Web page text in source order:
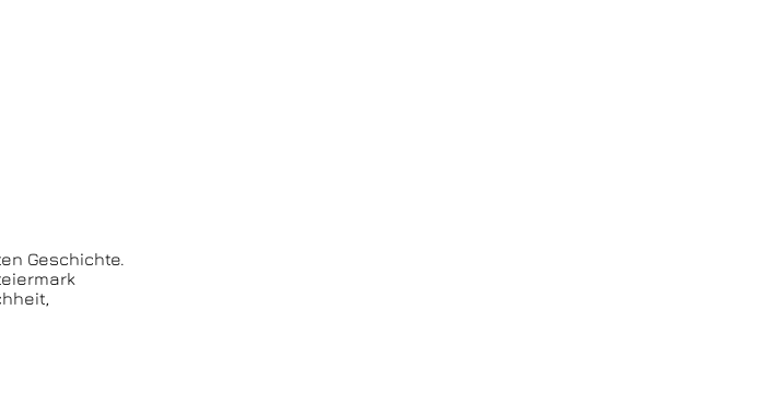
Geschichte.